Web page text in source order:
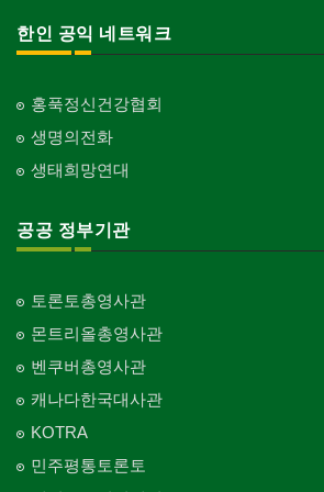
한인 공익 네트워크
홍푹정신건강협회
생명의전화
생태희망연대
공공 정부기관
토론토총영사관
몬트리올총영사관
벤쿠버총영사관
캐나다한국대사관
KOTRA
민주평통토론토